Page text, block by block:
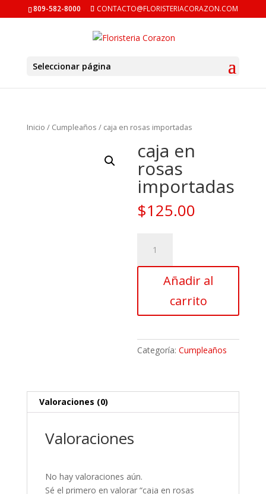
809-582-8000 CONTACTO@FLORISTERIACORAZON.COM
Seleccionar página
Inicio / Cumpleaños / caja en rosas importadas
caja en
rosas
importadas
$125.00
rosas
importadasAñadir al
carrito
Categoría:Cumpleaños
Valoraciones (0)
Valoraciones
No hay valoraciones aún.
Sé el primero en valorar “caja en rosas